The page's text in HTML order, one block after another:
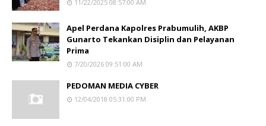
11/22/2025 08:57:00 AM
Apel Perdana Kapolres Prabumulih, AKBP
Gunarto Tekankan Disiplin dan Pelayanan
Prima
7/20/2026 09:51:00 AM
PEDOMAN MEDIA CYBER
12/04/2018 05:31:00 PM